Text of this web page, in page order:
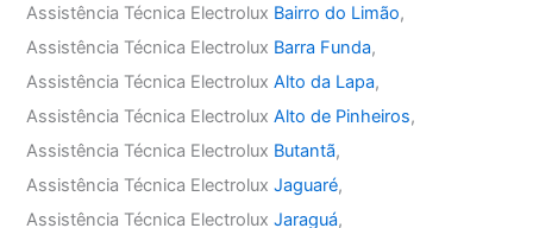
Assistência Técnica Electrolux Bairro do Limão,
Assistência Técnica Electrolux Barra Funda,
Assistência Técnica ElectroluxAlto da Lapa,
Assistência Técnica ElectroluxAlto de Pinheiros,
Assistência Técnica Electrolux Butantã,
Assistência Técnica ElectroluxJaguaré,
Assistência Técnica ElectroluxJaraguá,